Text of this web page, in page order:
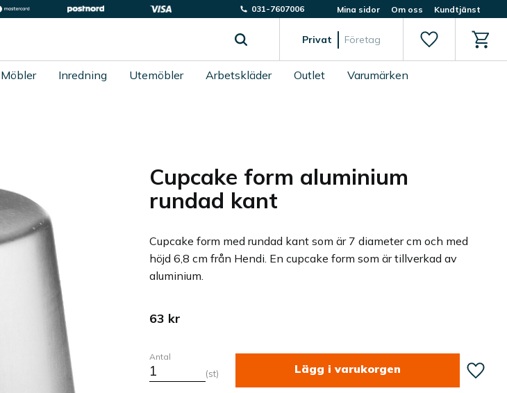
031-7607006 Mina sidor Om oss Kundtjänst
Privat Företag Favoriter
Möbler Inredning Utemöbler Arbetskläder Outlet Varumärken
Cupcake form aluminium
rundad kant
Cupcake form med rundad kant som är 7 diameter cm och med
höjd 6,8 cm från Hendi. En cupcake form som är tillverkad av
aluminium.
63 kr
Antal
st Lägg